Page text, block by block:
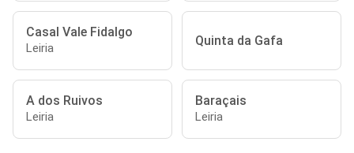
Casal Vale Fidalgo
Leiria Quinta da Gafa
A dos Ruivos
Leiria
Baraçais
Leiria